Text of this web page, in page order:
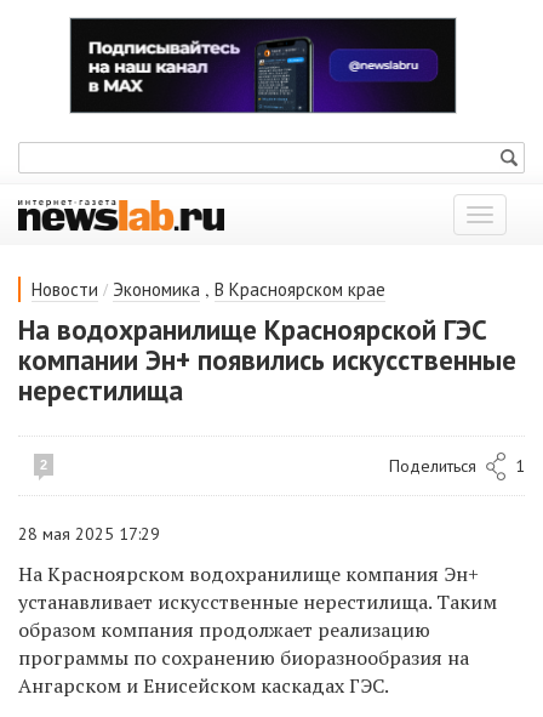
Показать
меню
Новости / Экономика , В Красноярском крае
На водохранилище Красноярской ГЭС
компании Эн+ появились искусственные
нерестилища
2 Поделиться 1
28 мая 2025 17:29
На Красноярском водохранилище компания Эн+
устанавливает искусственные нерестилища. Таким
образом компания продолжает реализацию
программы по сохранению биоразнообразия на
Ангарском и Енисейском каскадах ГЭС.